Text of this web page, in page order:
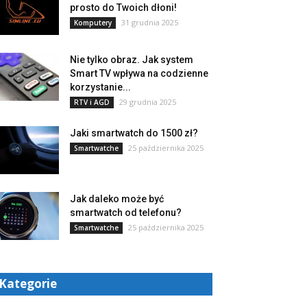
prosto do Twoich dłoni!
Komputery 31 grudnia 2025
Nie tylko obraz. Jak system
Smart TV wpływa na codzienne
korzystanie...
RTV i AGD 29 grudnia 2025
Jaki smartwatch do 1500 zł?
Smartwatche 25 października 2025
Jak daleko może być
smartwatch od telefonu?
Smartwatche 25 października 2025
Kategorie